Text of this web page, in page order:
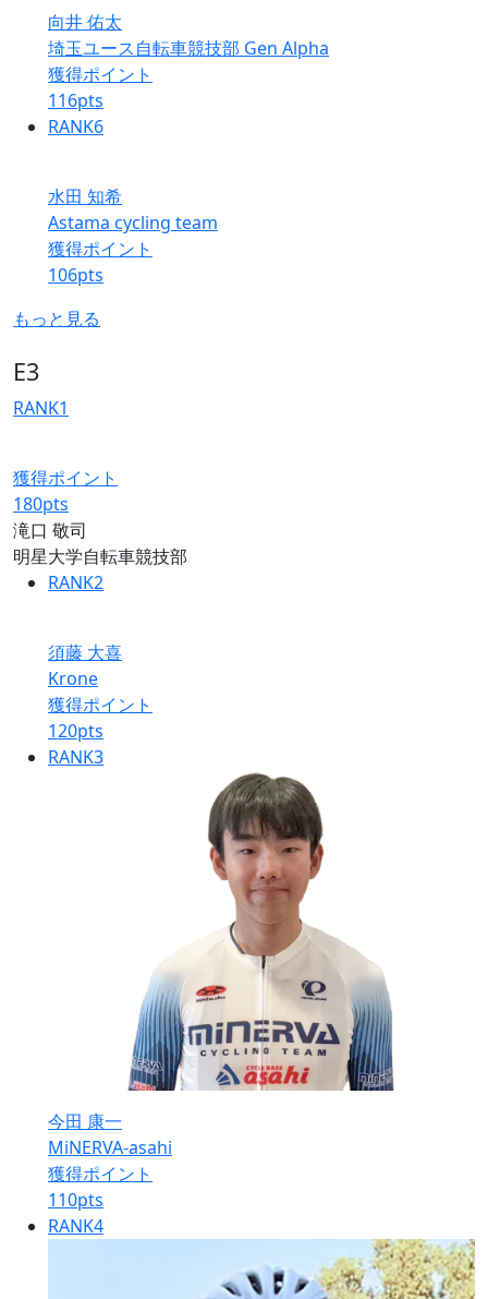
向井 佑太
埼玉ユース自転車競技部 Gen Alpha
獲得ポイント
116pts
RANK6
水田 知希
Astama cycling team
獲得ポイント
106pts
もっと見る
E3
RANK1
獲得ポイント
180pts
滝口 敬司
明星大学自転車競技部
RANK2
須藤 大喜
Krone
獲得ポイント
120pts
RANK3
今田 康一
MiNERVA-asahi
獲得ポイント
110pts
RANK4